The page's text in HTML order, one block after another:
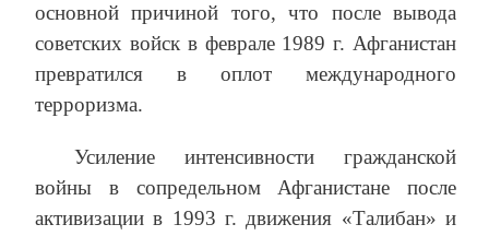
основной причиной того, что после вывода
советских войск в феврале 1989 г. Афганистан
превратился в оплот международного
терроризма.
Усиление интенсивности гражданской
войны в сопредельном Афганистане после
активизации в 1993 г. движения «Талибан» и